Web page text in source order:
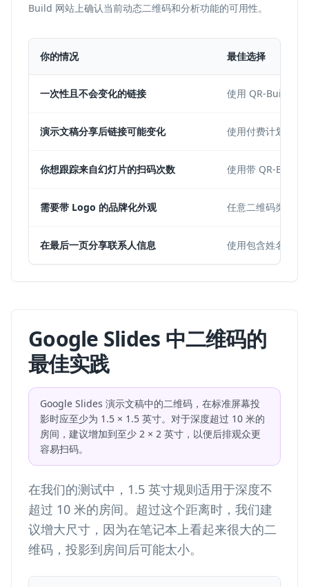
Build 网站上确认当前动态二维码和分析功能的可用性。
你的情况 最佳选择
一次性且不会变化的链接 使用 QR-Build 免
演示文稿分享后链接可能变化 使用付费计划中的
你想跟踪来自幻灯片的扫码次数 使用带 QR-Build
需要带 Logo 的品牌化外观 任意二维码类型，
在最后一页分享联系人信息 使用包含姓名、邮
Google Slides 中二维码的
最佳实践
Google Slides 演示文稿中的二维码，在标准屏幕投
影时应至少为 1.5 × 1.5 英寸。对于深度超过 10 米的
房间，建议增加到至少 2 × 2 英寸，以便后排观众更
容易扫码。
在我们的测试中，1.5 英寸规则适用于深度不
超过 10 米的房间。超过这个距离时，我们建
议增大尺寸，因为在笔记本上看起来很大的二
维码，投影到房间后可能太小。